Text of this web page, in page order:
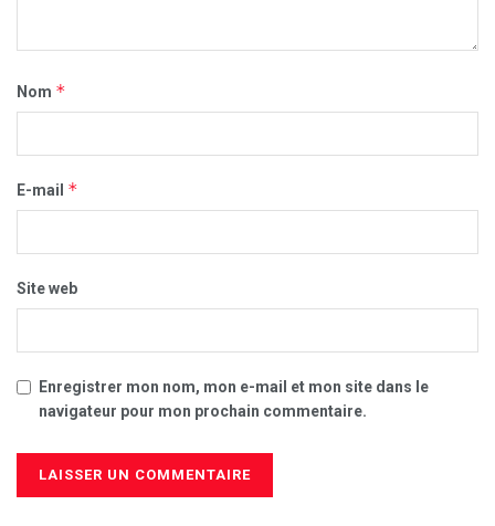
Nom *
E-mail *
Site web
Enregistrer mon nom, mon e-mail et mon site dans le
navigateur pour mon prochain commentaire.